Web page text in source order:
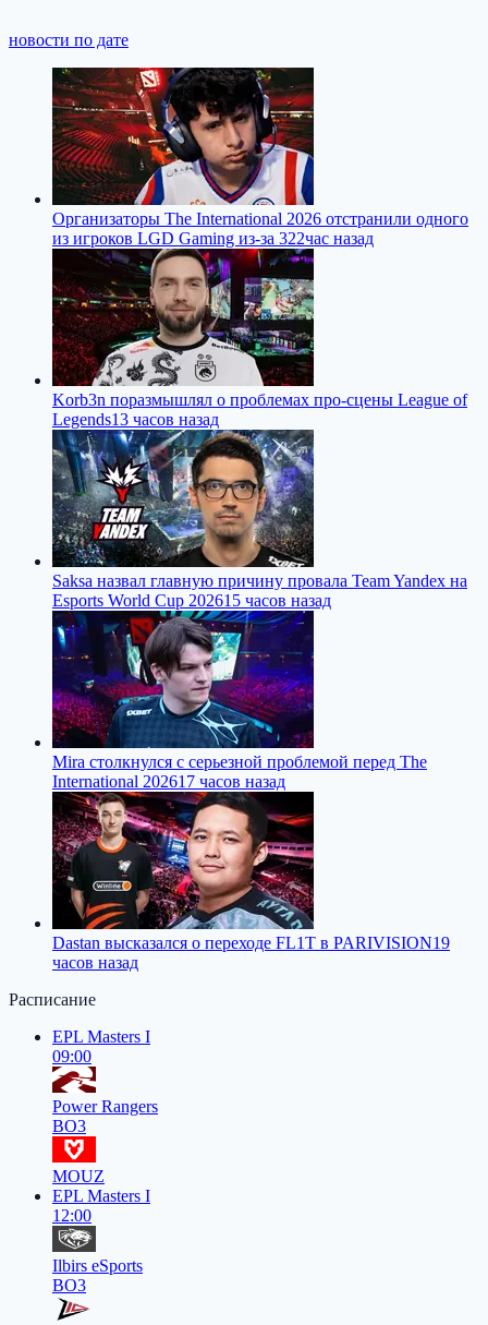
новости по дате
Организаторы The International 2026 отстранили одного
из игроков LGD Gaming из-за 322час назад
Korb3n поразмышлял о проблемах про-сцены League of
Legends13 часов назад
Saksa назвал главную причину провала Team Yandex на
Esports World Cup 202615 часов назад
Mira столкнулся с серьезной проблемой перед The
International 202617 часов назад
Dastan высказался о переходе FL1T в PARIVISION19
часов назад
Расписание
EPL Masters I
09:00
Power Rangers
BO3
MOUZ
EPL Masters I
12:00
Ilbirs eSports
BO3